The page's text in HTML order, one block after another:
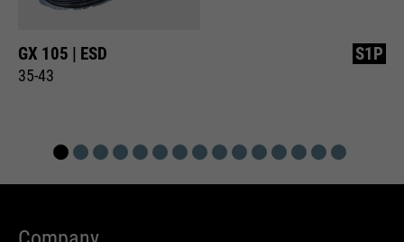
GX 105 | ESD
35-43
S1P